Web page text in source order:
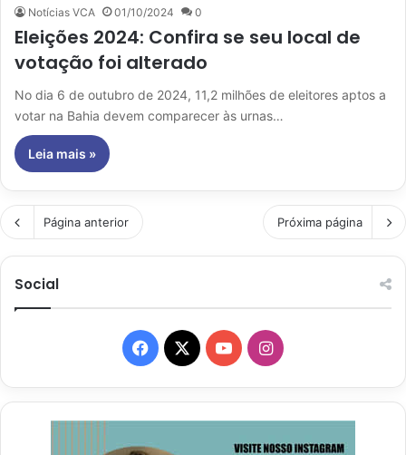
Notícias VCA 01/10/2024 0
Eleições 2024: Confira se seu local de
votação foi alterado
No dia 6 de outubro de 2024, 11,2 milhões de eleitores aptos a
votar na Bahia devem comparecer às urnas…
Leia mais »
Página anterior Próxima página
Social
Facebook
X YouTubeInstagram